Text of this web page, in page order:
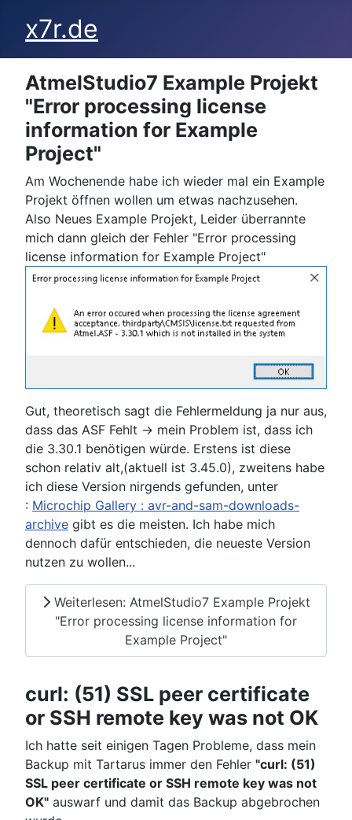
x7r.de
AtmelStudio7 Example Projekt
"Error processing license
information for Example
Project"
Am Wochenende habe ich wieder mal ein Example
Projekt öffnen wollen um etwas nachzusehen.
Also Neues Example Projekt, Leider überrannte
mich dann gleich der Fehler "Error processing
license information for Example Project"
Gut, theoretisch sagt die Fehlermeldung ja nur aus,
dass das ASF Fehlt -> mein Problem ist, dass ich
die 3.30.1 benötigen würde. Erstens ist diese
schon relativ alt,(aktuell ist 3.45.0), zweitens habe
ich diese Version nirgends gefunden, unter
: Microchip Gallery : avr-and-sam-downloads-
archive gibt es die meisten. Ich habe mich
dennoch dafür entschieden, die neueste Version
nutzen zu wollen...
Weiterlesen: AtmelStudio7 Example Projekt
"Error processing license information for
Example Project"
curl: (51) SSL peer certificate
or SSH remote key was not OK
Ich hatte seit einigen Tagen Probleme, dass mein
Backup mit Tartarus immer den Fehler "curl: (51)
SSL peer certificate or SSH remote key was not
OK" auswarf und damit das Backup abgebrochen